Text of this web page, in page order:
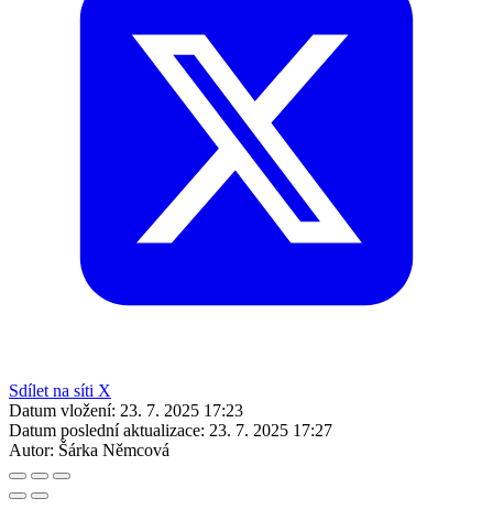
Sdílet na síti X
Datum vložení: 23. 7. 2025 17:23
Datum poslední aktualizace: 23. 7. 2025 17:27
Autor: Šárka Němcová